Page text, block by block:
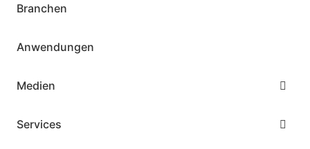
Branchen
Anwendungen
Medien
Services